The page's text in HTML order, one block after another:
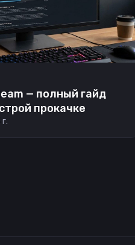
— полный гайд
прокачке